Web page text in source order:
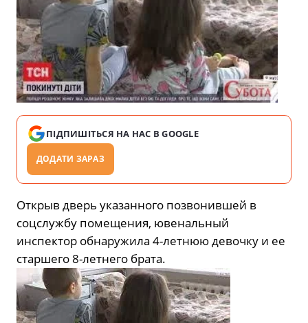
ПІДПИШІТЬСЯ НА НАС В GOOGLE
ДОДАТИ ЗАРАЗ
Открыв дверь указанного позвонившей в
соцслужбу помещения, ювенальный
инспектор обнаружила 4-летнюю девочку и ее
старшего 8-летнего брата.